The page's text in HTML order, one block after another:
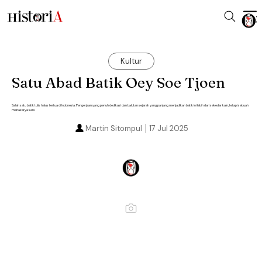
Kultur
Satu Abad Batik Oey Soe Tjoen
Salah satu batik tulis halus tertua di Indonesia. Pengerjaan yang penuh dedikasi dan balutan sejarah yang panjang menjadikan batik ini lebih dari sekedar kain, tetapi sebuah
mahakarya seni.
17 Jul 2025
Martin Sitompul